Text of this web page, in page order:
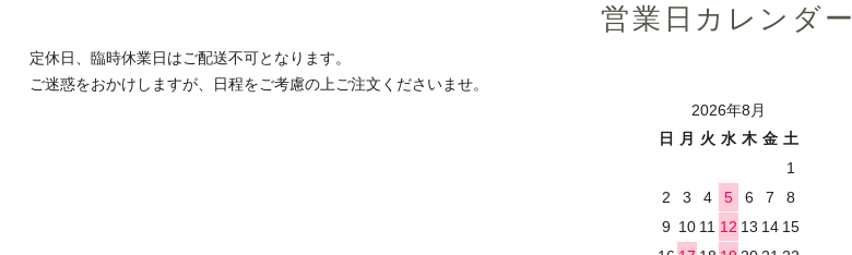
営業日カレンダー
定休日、臨時休業日はご配送不可となります。
ご迷惑をおかけしますが、日程をご考慮の上ご注文くださいませ。
2026年8月
日
月 火 水 木 金 土
1
2
3 4 5 6 7
8
9 10 11 12 13 14 15